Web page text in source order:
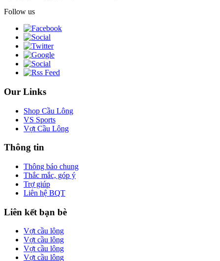
Follow us
Our Links
Shop Cầu Lông
VS Sports
Vợt Cầu Lông
Thông tin
Thông báo chung
Thắc mắc, góp ý
Trợ giúp
Liên hệ BQT
Liên kết bạn bè
Vợt cầu lông
Vợt cầu lông
Vợt cầu lông
Vợt cầu lông